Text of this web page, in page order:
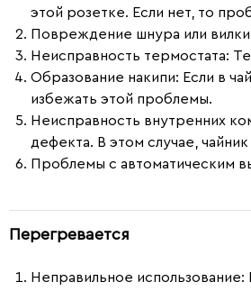
этой розетке. Если нет, то
Повреждение шнура или
Неисправность термостата:
Образование накипи: Если в
избежать этой проблемы.
Неисправность внутренних
дефекта. В этом случае,
Проблемы с автоматическим
Перегревается
Неправильное использование: